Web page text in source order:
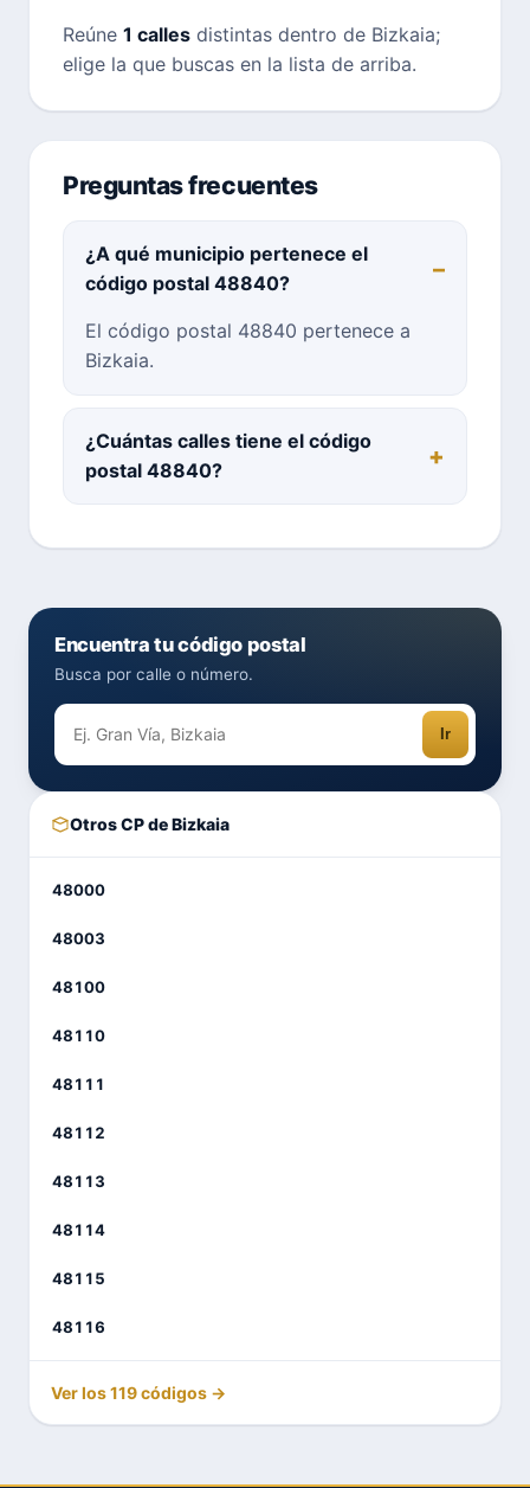
Reúne 1 calles distintas dentro de Bizkaia;
elige la que buscas en la lista de arriba.
Preguntas frecuentes
¿A qué municipio pertenece el
código postal 48840?
El código postal 48840 pertenece a
Bizkaia.
¿Cuántas calles tiene el código
postal 48840?
Encuentra tu código postal
Busca por calle o número.
Ir
Otros CP de Bizkaia
48000
48003
48100
48110
48111
48112
48113
48114
48115
48116
Ver los 119 códigos →